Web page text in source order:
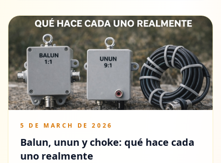
5 DE MARCH DE 2026
Balun, unun y choke: qué hace cada
uno realmente